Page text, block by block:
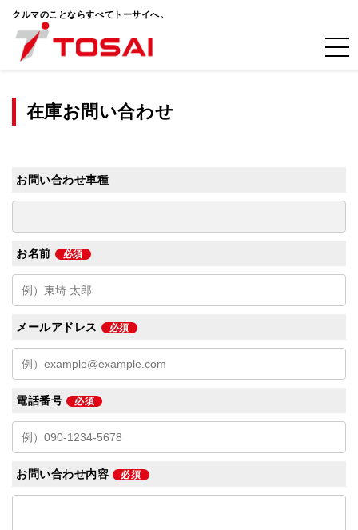
クルマのことならすべてトーサイへ。
在庫お問い合わせ
お問い合わせ車種
お名前 必須
メールアドレス 必須
電話番号 必須
お問い合わせ内容 必須